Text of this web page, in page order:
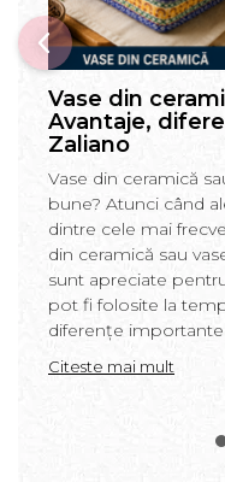
Vase din
Avantaje,
Zaliano
Vase din ceramică
bune? Atunci când
dintre cele mai
din ceramică sau
sunt apreciate
pot fi folosite la
diferențe importante
Citeste mai mult